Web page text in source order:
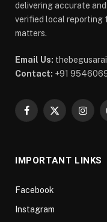
delivering accurate
verified local reporting
matters.
Email Us:
Contact: +91
Facebook
X
IMPORTANT LINKS
Facebook
Instagram